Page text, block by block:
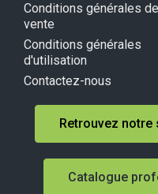
Conditions générales de
vente
Conditions générales
d'utilisation
Contactez-nous
Retrouvez
Catalogue